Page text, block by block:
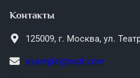
Контакты
125009, г. Москва, ул.
example@mail.com